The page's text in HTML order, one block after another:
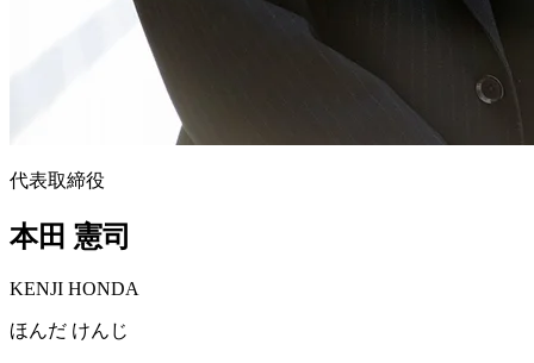
代表取締役
本田 憲司
KENJI HONDA
ほんだ けんじ